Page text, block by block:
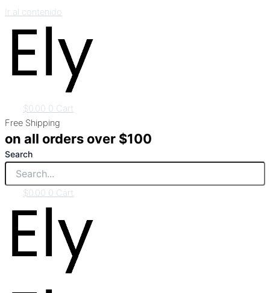
Ir al contenido
$0.00 0 Cart
Free Shipping
on all orders over $100
Search
$0.00 0 Cart